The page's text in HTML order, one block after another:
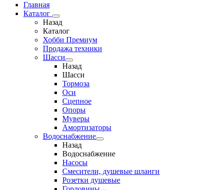
Главная
Каталог
Назад
Каталог
Хобби Премиум
Продажа техники
Шасси
Назад
Шасси
Тормоза
Оси
Сцепное
Опоры
Муверы
Амортизаторы
Водоснабжение
Назад
Водоснабжение
Насосы
Смесители, душевые шланги
Розетки душевые